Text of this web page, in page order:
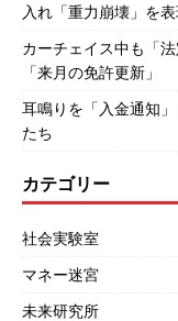
入れ「重力崩壊」を
カーチェイス中も「
「来月の免許更新」
耳鳴りを「入金通知
たち
カテゴリー
社会実験室
マネー迷宮
未来研究所